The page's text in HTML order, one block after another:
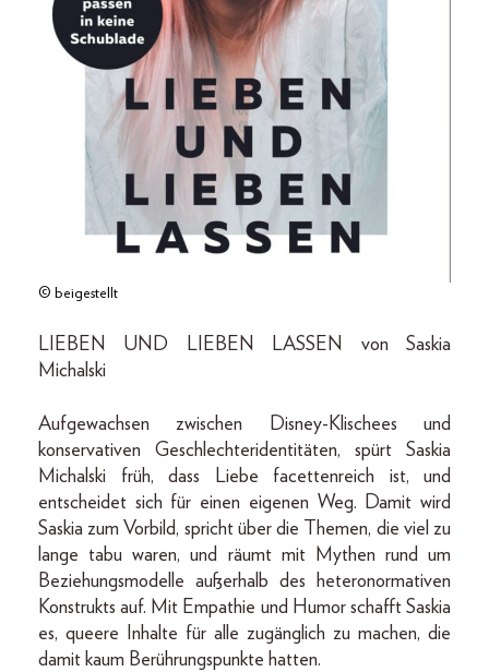
© beigestellt
LIEBEN UND LIEBEN LASSEN von Saskia
Michalski
Aufgewachsen zwischen Disney-Klischees und
konservativen Geschlechteridentitäten, spürt Saskia
Michalski früh, dass Liebe facettenreich ist, und
entscheidet sich für einen eigenen Weg. Damit wird
Saskia zum Vorbild, spricht über die Themen, die viel zu
lange tabu waren, und räumt mit Mythen rund um
Beziehungsmodelle außerhalb des heteronormativen
Konstrukts auf. Mit Empathie und Humor schafft Saskia
es, queere Inhalte für alle zugänglich zu machen, die
damit kaum Berührungspunkte hatten.